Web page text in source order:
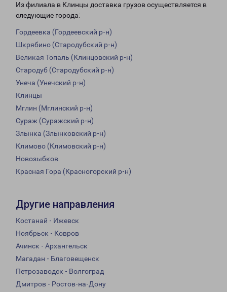
Из филиала в Клинцы доставка грузов осуществляется в
следующие города:
Гордеевка (Гордеевский р-н)
Шкрябино (Стародубский р-н)
Великая Топаль (Клинцовский р-н)
Стародуб (Стародубский р-н)
Унеча (Унечский р-н)
Клинцы
Мглин (Мглинский р-н)
Сураж (Суражский р-н)
Злынка (Злынковский р-н)
Климово (Климовский р-н)
Новозыбков
Красная Гора (Красногорский р-н)
Другие направления
Костанай - Ижевск
Ноябрьск - Ковров
Ачинск - Архангельск
Магадан - Благовещенск
Петрозаводск - Волгоград
Дмитров - Ростов-на-Дону